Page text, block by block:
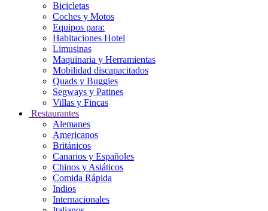
Bicicletas
Coches y Motos
Equipos para:
Habitaciones Hotel
Limusinas
Maquinaria y Herramientas
Mobilidad discapacitados
Quads y Buggies
Segways y Patines
Villas y Fincas
Restaurantes
Alemanes
Americanos
Británicos
Canarios y Españoles
Chinos y Asiáticos
Comida Rápida
Indios
Internacionales